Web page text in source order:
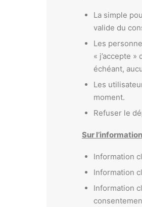
La simple
valide du
Les
« j’accepte
échéant,
Les
moment.
Refuser le
Sur
Information
Information
Information